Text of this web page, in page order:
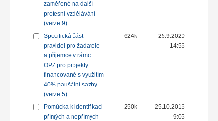
zaměřené na další
profesní vzdělávání
(verze 9)
Specifická část
pravidel pro žadatele
a příjemce v rámci
OPZ pro projekty
financované s využitím
40% paušální sazby
(verze 5)
624k
25.9.2020
14:56
Pomůcka k identifikaci
přímých a nepřímých
250k
25.10.2016
9:05